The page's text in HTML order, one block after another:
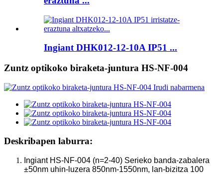
Ingiant DHK012-12-10A IP51 ...
Zuntz optikoko biraketa-juntura HS-NF-004
Deskribapen laburra:
Ingiant HS-NF-004 (n=2-40) Serieko banda-zabalera
±50nm uhin-luzera 850nm-1550nm, lan-bizitza 100